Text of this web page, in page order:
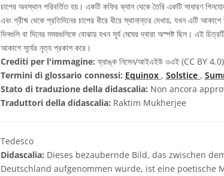
চাপের অবস্থান পরিবর্তিত হয়। একটি কফির ক্যান থেকে তৈরি একটি সাধারণ
এবং গ্রীষ্ম থেকে প্রতিদিনের চাপের ধীরে ধীরে স্থানান্তর দেখায়, যখন এটি
দিনগুলি বা দিনের সময়গুলিকে বোঝায় যখন সূর্য মেঘের দ্বারা অস্পষ্ট ছিল। এই
আকাশে সূর্যের নৃত্য প্রকাশ করে।
Crediti per l'immagine: ফ্রাঙ্ক নিসেন/আইএইউ ওএই (CC BY 4.0)
Termini di glossario connessi: Equinox , Solstice ,
Stato di traduzione della didascalia: Non ancora
Traduttori della didascalia: Raktim Mukherjee
Tedesco
Didascalia: Dieses bezaubernde Bild, das zwischen
Deutschland aufgenommen wurde, ist eine poetische